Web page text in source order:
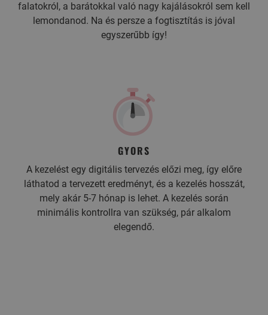
falatokról, a barátokkal való nagy kajálásokról sem kell
lemondanod. Na és persze a fogtisztítás is jóval
egyszerűbb így!
GYORS
A kezelést egy digitális tervezés előzi meg, így előre
láthatod a tervezett eredményt, és a kezelés hosszát,
mely akár 5-7 hónap is lehet. A kezelés során
minimális kontrollra van szükség, pár alkalom
elegendő.